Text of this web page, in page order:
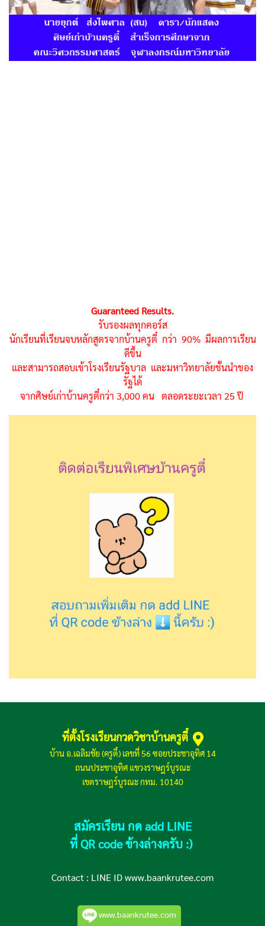
Guaranteed Results.
รับรองผลทุกคอร์ส
นักเรียนที่เรียนจบหลักสูตรจากบ้านครูตี๋ กว่า 90% มีผลการเรียน
ดีขึ้น
และสามารถสอบเข้าโรงเรียนรัฐบาล และมหาวิทยาลัยชั้นนำของ
รัฐได้
จากศิษย์เก่าบ้านครูตี๋กว่า 3,000 คน ตลอดระยะเวลา 25 ปี
ที่ตั้งโรงเรียนกวดวิชาบ้านครูตี๋
บ้าน อ.เฉลิมชัย (ครูตี๋) เลขที่ 56 ซอยประชาอุทิศ 14
ถนนประชาอุทิศ แขวงราษฎร์บูรณะ
เขตราษฎร์บูรณะ กทม. 10140
สมัครเรียน กด add LINE
ที่ QR code ข้างล่างครับ :)
Contact : LINE ID www.baankrutee.com
www.baankrutee.com